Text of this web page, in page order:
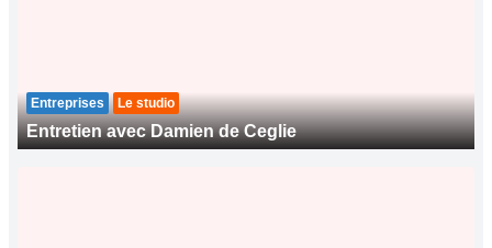
Entreprises Le studio
Entretien avec Damien de Ceglie